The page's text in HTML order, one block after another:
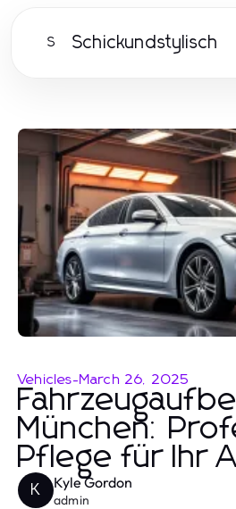
S Schickundstylisch
Vehicles-March 26, 2025
München:
Pflege für Ihr
K Kyle Gordon
admin